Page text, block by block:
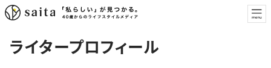
ライタープロフィール